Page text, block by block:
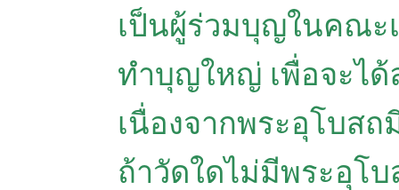
เป็นผู้ร่วมบุญในคณะ
ทำบุญใหญ่ เพื่อจะได้
เนื่องจากพระอุโบส
ถ้าวัดใดไม่มีพระอุโ